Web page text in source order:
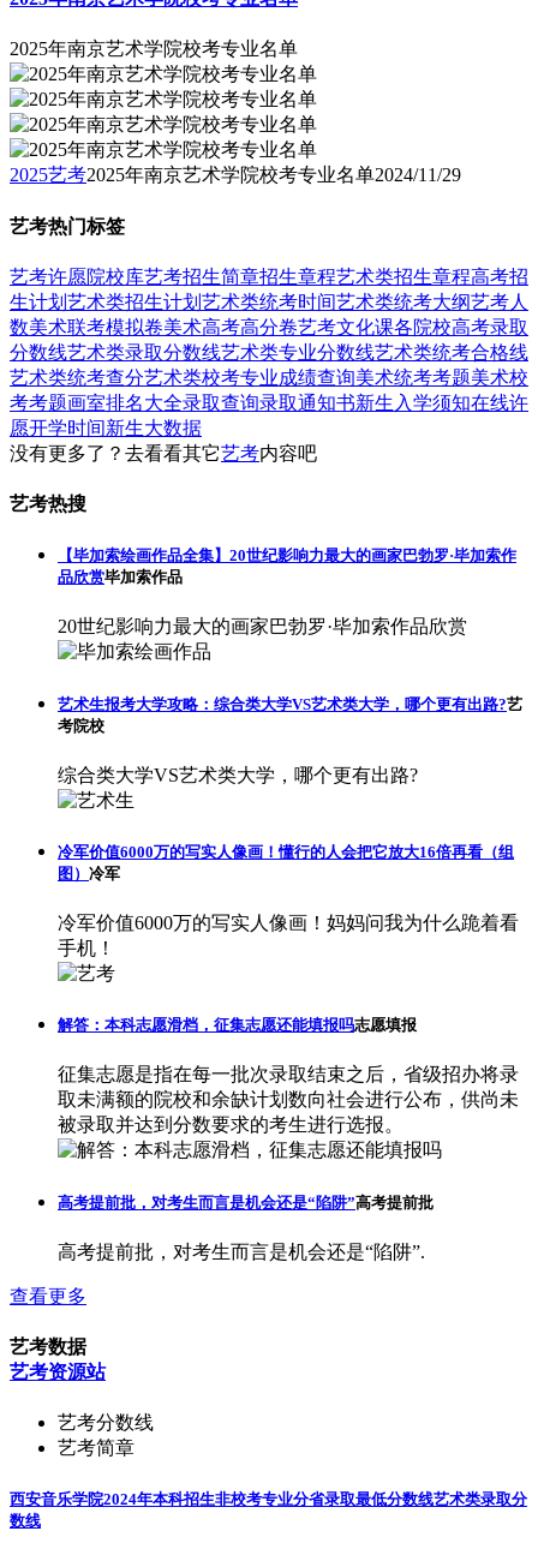
2025年南京艺术学院校考专业名单
2025艺考2025年南京艺术学院校考专业名单2024/11/29
艺考热门标签
艺考许愿院校库艺考招生简章招生章程艺术类招生章程高考招
生计划 艺术类招生计划 艺术类统考时间艺术类统考大纲艺考人
数美术联考模拟卷美术高考高分卷艺考文化课各院校高考录取
分数线艺术类录取分数线艺术类专业分数线艺术类统考合格线
艺术类统考查分艺术类校考专业成绩查询美术统考考题美术校
考考题画室排名大全录取查询录取通知书新生入学须知在线许
愿开学时间新生大数据
没有更多了？去看看其它艺考内容吧
艺考热搜
【毕加索绘画作品全集】20世纪影响力最大的画家巴勃罗·毕加索作
品欣赏毕加索作品
20世纪影响力最大的画家巴勃罗·毕加索作品欣赏
艺术生报考大学攻略：综合类大学VS艺术类大学，哪个更有出路?艺
考院校
综合类大学VS艺术类大学，哪个更有出路?
冷军价值6000万的写实人像画！懂行的人会把它放大16倍再看（组
图） 冷军
冷军价值6000万的写实人像画！妈妈问我为什么跪着看
手机！
解答：本科志愿滑档，征集志愿还能填报吗志愿填报
征集志愿是指在每一批次录取结束之后，省级招办将录
取未满额的院校和余缺计划数向社会进行公布，供尚未
被录取并达到分数要求的考生进行选报。
高考提前批，对考生而言是机会还是“陷阱”高考提前批
高考提前批，对考生而言是机会还是“陷阱”.
查看更多
艺考数据
艺考资源站
艺考分数线
艺考简章
西安音乐学院2024年本科招生非校考专业分省录取最低分数线艺术类录取分
数线